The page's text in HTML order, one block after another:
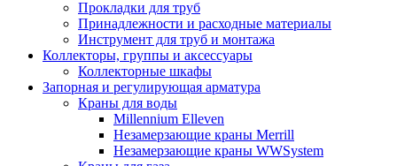
Прокладки для труб
Принадлежности и расходные материалы
Инструмент для труб и монтажа
Коллекторы, группы и аксессуары
Коллекторные шкафы
Запорная и регулирующая арматура
Краны для воды
Millennium Elleven
Незамерзающие краны Merrill
Незамерзающие краны WWSystem